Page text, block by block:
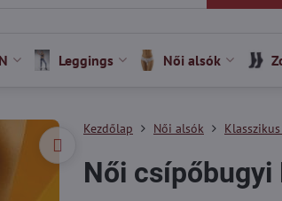
Leggings Női alsók
Kezdőlap Női alsók
Női csípőbugyi